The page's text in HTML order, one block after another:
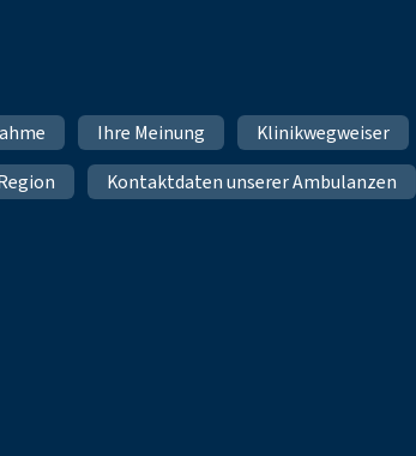
Ihre Meinung Klinikwegweiser
Kontaktdaten unserer Ambulanzen